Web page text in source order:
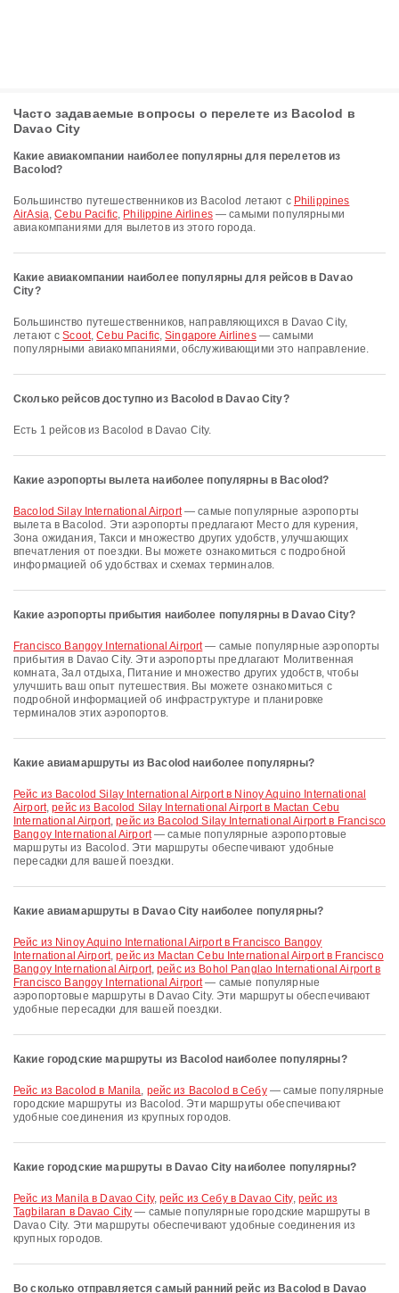
Часто задаваемые вопросы о перелете из Bacolod в
Davao City
Какие авиакомпании наиболее популярны для перелетов из
Bacolod?
Большинство путешественников из Bacolod летают с Philippines
AirAsia,Cebu Pacific, Philippine Airlines— самыми популярными
авиакомпаниями для вылетов из этого города.
Какие авиакомпании наиболее популярны для рейсов в Davao
City?
Большинство путешественников, направляющихся в Davao City,
летают сScoot,Cebu Pacific,Singapore Airlines— самыми
популярными авиакомпаниями, обслуживающими это направление.
Сколько рейсов доступно из Bacolod в Davao City?
Есть 1 рейсов из Bacolod в Davao City.
Какие аэропорты вылета наиболее популярны в Bacolod?
Bacolod Silay International Airport— самые популярные аэропорты
вылета в Bacolod. Эти аэропорты предлагают Место для курения,
Зона ожидания, Такси и множество других удобств, улучшающих
впечатления от поездки. Вы можете ознакомиться с подробной
информацией об удобствах и схемах терминалов.
Какие аэропорты прибытия наиболее популярны в Davao City?
Francisco Bangoy International Airport— самые популярные аэропорты
прибытия в Davao City. Эти аэропорты предлагают Молитвенная
комната, Зал отдыха, Питание и множество других удобств, чтобы
улучшить ваш опыт путешествия. Вы можете ознакомиться с
подробной информацией об инфраструктуре и планировке
терминалов этих аэропортов.
Какие авиамаршруты из Bacolod наиболее популярны?
рейс из Bacolod Silay International Airport в Ninoy Aquino International
Airport,рейс из Bacolod Silay International Airport в Mactan Cebu
International Airport,рейс из Bacolod Silay International Airport в Francisco
Bangoy International Airport— самые популярные аэропортовые
маршруты из Bacolod. Эти маршруты обеспечивают удобные
пересадки для вашей поездки.
Какие авиамаршруты в Davao City наиболее популярны?
рейс из Ninoy Aquino International Airport в Francisco Bangoy
International Airport,рейс из Mactan Cebu International Airport в Francisco
Bangoy International Airport,рейс из Bohol Panglao International Airport в
Francisco Bangoy International Airport— самые популярные
аэропортовые маршруты в Davao City. Эти маршруты обеспечивают
удобные пересадки для вашей поездки.
Какие городские маршруты из Bacolod наиболее популярны?
рейс из Bacolod в Manila, рейс из Bacolod в Себу— самые популярные
городские маршруты из Bacolod. Эти маршруты обеспечивают
удобные соединения из крупных городов.
Какие городские маршруты в Davao City наиболее популярны?
рейс из Manila в Davao City,рейс из Себу в Davao City, рейс из
Tagbilaran в Davao City — самые популярные городские маршруты в
Davao City. Эти маршруты обеспечивают удобные соединения из
крупных городов.
Во сколько отправляется самый ранний рейс из Bacolod в Davao